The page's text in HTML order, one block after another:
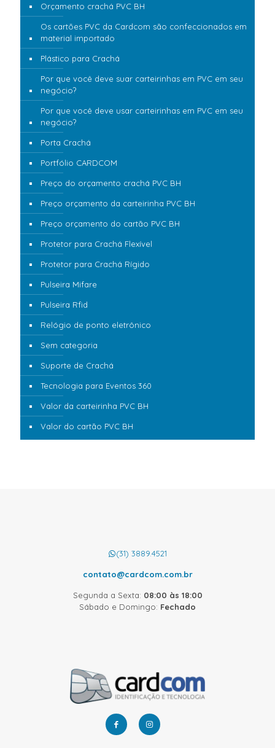
Orçamento crachá PVC BH
Os cartões PVC da Cardcom são confeccionados em
material importado
Plástico para Crachá
Por que você deve suar carteirinhas em PVC em seu
negócio?
Por que você deve usar carteirinhas em PVC em seu
negócio?
Porta Crachá
Portfólio CARDCOM
Preço do orçamento crachá PVC BH
Preço orçamento da carteirinha PVC BH
Preço orçamento do cartão PVC BH
Protetor para Crachá Flexível
Protetor para Crachá Rígido
Pulseira Mifare
Pulseira Rfid
Relógio de ponto eletrônico
Sem categoria
Suporte de Crachá
Tecnologia para Eventos 360
Valor da carteirinha PVC BH
Valor do cartão PVC BH
(31) 3889.4521
contato@cardcom.com.br
Segunda a Sexta: 08:00 às 18:00
Sábado e Domingo: Fechado